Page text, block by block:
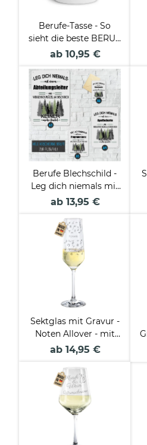
Berufe-Tasse - So
sieht die beste BERUF
aus - verschiedene
ab 10,95 €
Berufe Blechschild -
Leg dich niemals mit
einer/einem - Beruf -
ab 13,95 €
Sektglas mit Gravur -
Noten Allover - mit
Name
ab 14,95 €